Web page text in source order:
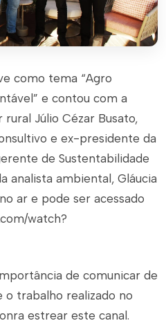
como tema “Agro
e contou com a
Júlio Cézar Busato,
e ex-presidente da
de Sustentabilidade
analista ambiental, Gláucia
ar e pode ser acessado
watch?
de comunicar de
trabalho realizado no
estrear este canal.